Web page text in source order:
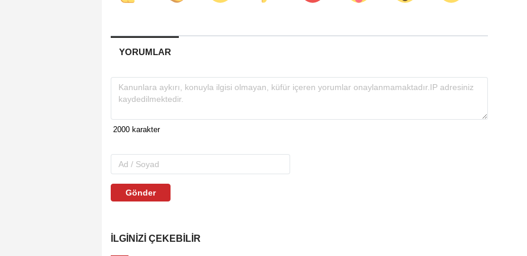
YORUMLAR
Gönder
İLGINIZI ÇEKEBILIR